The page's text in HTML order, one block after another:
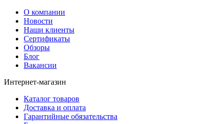
О компании
Новости
Наши клиенты
Сертификаты
Обзоры
Блог
Вакансии
Интернет-магазин
Каталог товаров
Доставка и оплата
Гарантийные обязательства